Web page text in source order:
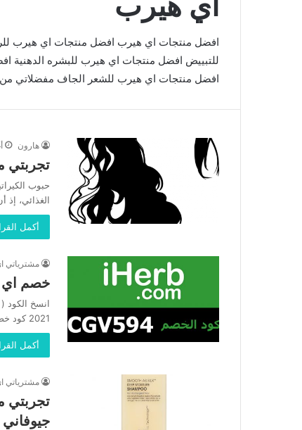
افضل منتجات اي هيرب افضل منتجات اي هيرب
افضل منتجات اي هيرب للشعر الجاف مفضلاتي
هارون
تجربتي
حبوب
الغذائي، إذ
أكمل
مشترياتي
خصم اي
2021 كود خصم…
أكمل
مشترياتي
جيوفاني